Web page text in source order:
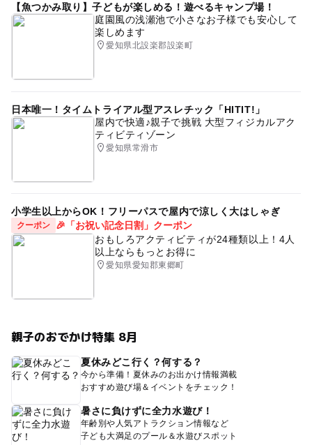
【魚つかみ取り】子どもが楽しめる！遊べるキャンプ場！
庭園風の浅瀬池で小さなお子様でも安心して
楽しめます
愛知県北設楽郡設楽町
日本唯一！タイムトライアル型アスレチック「HITIT!」
屋内で快適♪親子で挑戦 大型フィジカルアク
ティビティゾーン
愛知県常滑市
小学生以上からOK！フリーパスで屋内で涼しく大はしゃぎ
クーポン
🎉「お祝い記念日割」クーポン
おもしろアクティビティが24種類以上！4人
以上ならもっとお得に
愛知県愛知郡東郷町
親子のおでかけ特集 8月
夏休みどこ行く？何する？
今から準備！夏休みのお出かけ情報満載
おすすめ遊び場＆イベントをチェック！
暑さに負けずに全力水遊び！
年齢別や人気アトラクション情報など
子ども大満足のプール＆水遊びスポット